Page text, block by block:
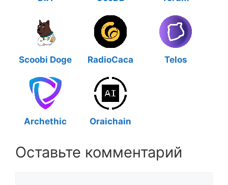
Scoobi Doge RadioCaca Telos
Archethic Oraichain
Оставьте комментарий